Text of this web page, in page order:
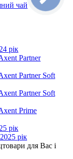
чай
рік
Partner
Partner Soft
Partner Soft
Prime
рік
рік
для Вас і